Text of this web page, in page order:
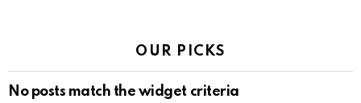
OUR PICKS
No posts match the widget criteria